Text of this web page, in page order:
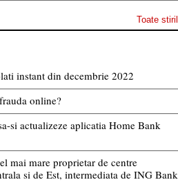
Toate
instant din decembrie 2022
online?
si actualizeze aplicatia Home Bank
mai mare proprietar de centre
si de Est, intermediata de ING Bank